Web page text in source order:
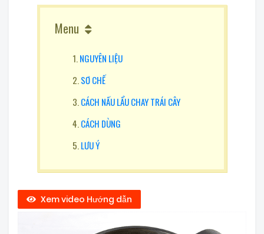
Menu
NGUYÊN LIỆU
SƠ CHẾ
CÁCH NẤU LẨU CHAY TRÁI CÂY
CÁCH DÙNG
LƯU Ý
Xem video Hướng dẫn